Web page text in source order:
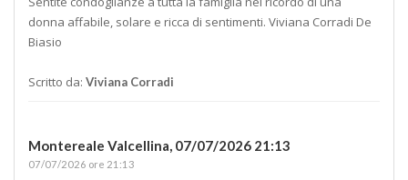
donna affabile, solare e ricca di sentimenti. Viviana Corradi De
Biasio
Scritto da: Viviana Corradi
Montereale Valcellina, 07/07/2026 21:13
07/07/2026 ore 21:13